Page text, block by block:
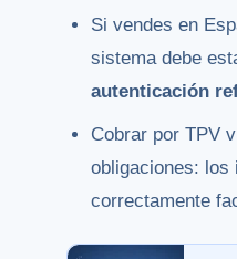
Si vendes en
sistema debe
autenticación
Cobrar por TPV
obligaciones: los
correctamente